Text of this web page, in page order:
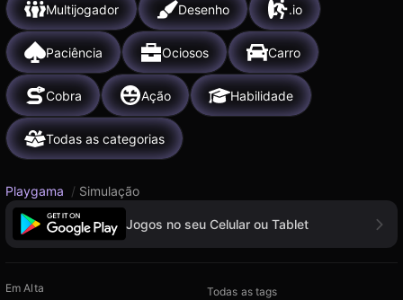
Multijogador Desenho .io
Paciência Ociosos Carro
Cobra Ação Habilidade
Todas as categorias
Playgama / Simulação
Jogos no seu Celular ou Tablet
Em Alta
Todas as tags